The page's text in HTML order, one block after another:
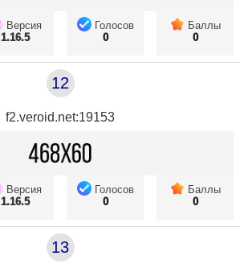
Версия
1.16.5
Голосов
0
Баллы
0
12
f2.veroid.net:19153
Версия
1.16.5
Голосов
0
Баллы
0
13